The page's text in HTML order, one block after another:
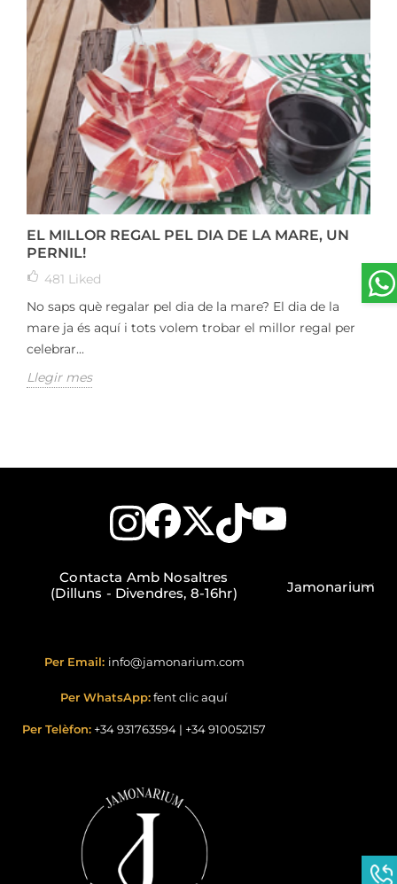
EL MILLOR REGAL PEL DIA DE LA MARE, UN
PERNIL!
481 Liked
No saps què regalar pel dia de la mare? El dia de la
mare ja és aquí i tots volem trobar el millor regal per
celebrar...
Llegir mes
Contacta Amb Nosaltres
(Dilluns - Divendres, 8-16hr)
Per Email: info@jamonarium.com
Per WhatsApp:fent clic aquí
Per Telèfon: +34 931763594 | +34 910052157
Jamonarium